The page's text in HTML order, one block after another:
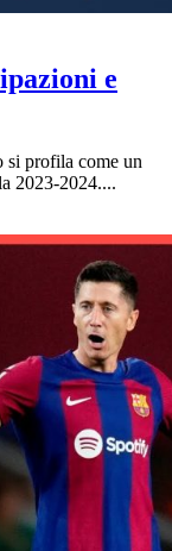
e
si profila come un
2023-2024....